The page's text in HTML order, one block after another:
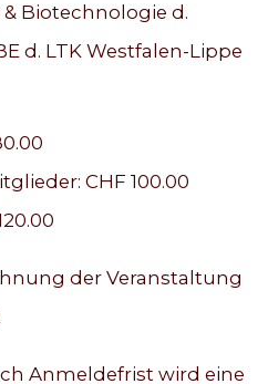
Biotechnologie d.
d. LTK Westfalen-Lippe
CHF 100.00
der Veranstaltung
Anmeldefrist wird eine